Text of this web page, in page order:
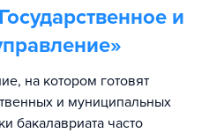
Государственное и
»
на котором готовят
и муниципальных
бакалавриата часто